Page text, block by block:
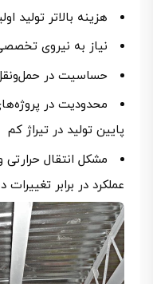
هزینه بالاتر تولید
نیاز به نیروی
حساسیت در
محدودیت در
پایین تولید در تیراژ کم
مشکل انتقال حرارتی
عملکرد در برابر تغییرات